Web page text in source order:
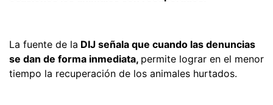
La fuente de la DIJ señala que cuando las denuncias
se dan de forma inmediata, permite lograr en el menor
tiempo la recuperación de los animales hurtados.